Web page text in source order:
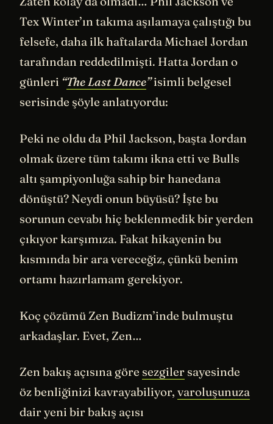
Tex Winter’ın takıma aşılamaya çalıştığı bu
felsefe, daha ilk haftalarda Michael Jordan
tarafından reddedilmişti. Hatta Jordan o
günleri “The Last Dance”isimli belgesel
serisinde şöyle anlatıyordu:
Peki ne oldu da Phil Jackson, başta Jordan
olmak üzere tüm takımı ikna etti ve Bulls
altı şampiyonluğa sahip bir hanedana
dönüştü? Neydi onun büyüsü? İşte bu
sorunun cevabı hiç beklenmedik bir yerden
çıkıyor karşımıza. Fakat hikayenin bu
kısmında bir ara vereceğiz, çünkü benim
ortamı hazırlamam gerekiyor.
Koç çözümü Zen Budizm’inde bulmuştu
arkadaşlar. Evet, Zen…
Zen bakış açısına göre sezgiler sayesinde
öz benliğinizi kavrayabiliyor, varoluşunuza
dair yeni bir bakış açısı